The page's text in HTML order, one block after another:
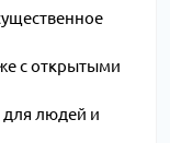
с открытыми
для людей и